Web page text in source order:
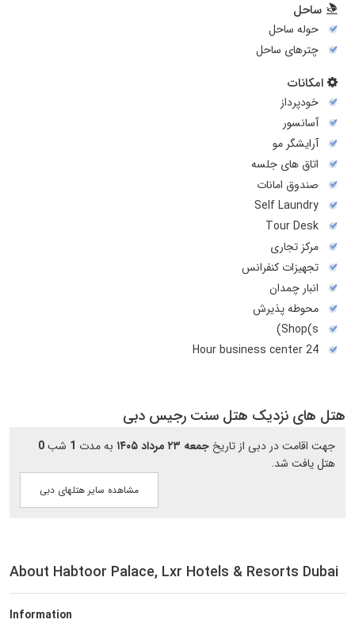
ساحل
حوله ساحل
چترهای ساحل
امکانات
خودپرداز
آسانسور
آرایشگر مو
اتاق های جلسه
صندوق امانات
Self Laundry
Tour Desk
مرکز تجاری
تجهیزات کنفرانس
انبار چمدان
محوطه پذیرش
Shop(s)
24 Hour business center
هتل های نزدیک هتل سنت رجیس دبی
جهت اقامت در دبی از تاریخ جمعه ۲۳ مرداد ۱۴۰۵ به مدت 1 شب0
هتل یافت شد.
مشاهده سایر هتلهای دبی
About Habtoor Palace, Lxr Hotels & Resorts Dubai
Information